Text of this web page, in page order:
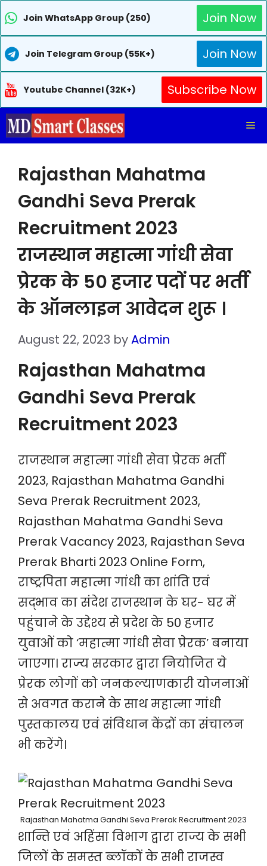
Join WhatsApp Group (250) Join Now
Join Telegram Group (55K+) Join Now
Youtube Channel (32K+)
Subscribe Now
Skip
to
Rajasthan Mahatma
Gandhi Seva Prerak
Recruitment 2023
राजस्थान महात्मा गांधी सेवा
प्रेरक के 50 हजार पदों पर भर्ती
के ऑनलाइन आवेदन शुरू ।
August 22, 2023 byAdmin
Rajasthan Mahatma
Gandhi Seva Prerak
Recruitment 2023
राजस्थान महात्मा गांधी सेवा प्रेरक भर्ती
2023, Rajasthan Mahatma Gandhi
Seva Prerak Recruitment 2023,
Rajasthan Mahatma Gandhi Seva
Prerak Vacancy 2023, Rajasthan Seva
Prerak Bharti 2023 Online Form,
राष्ट्रपिता महात्मा गांधी का शांति एवं
सद्भाव का संदेश राजस्थान के घर- घर में
पहुंचाने के उद्देश्य से प्रदेश के 50 हजार
युवाओं को ‘महात्मा गांधी सेवा प्रेरक’ बनाया
जाएगा। राज्य सरकार द्वारा नियोजित ये
प्रेरक लोगों को जनकल्याणकारी योजनाओं
से अवगत कराने के साथ महात्मा गांधी
पुस्तकालय एवं संविधान केंद्रों का संचालन
भी करेंगे।
Rajasthan Mahatma Gandhi Seva Prerak Recruitment 2023
शान्ति एवं अहिंसा विभाग द्वारा राज्य के सभी
जिलों के समस्त ब्लॉकों के सभी राजस्व